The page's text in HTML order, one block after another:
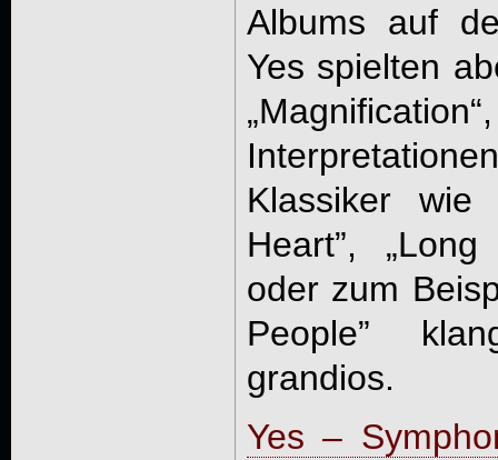
Albums auf
Yes spielten
Klassiker
Heart”,
oder zum
People”
grandios.
Yes –